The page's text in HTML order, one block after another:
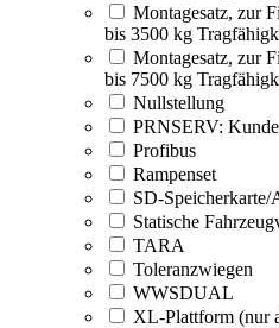
Montagesatz, zur
bis 3500 kg
Montagesatz, zur
bis 7500 kg
Nullstellung
PRNSERV:
Profibus
Rampenset
SD-Speicherkarte/
Statische
TARA
Toleranzwiegen
WWSDUAL
XL-Plattform (nur